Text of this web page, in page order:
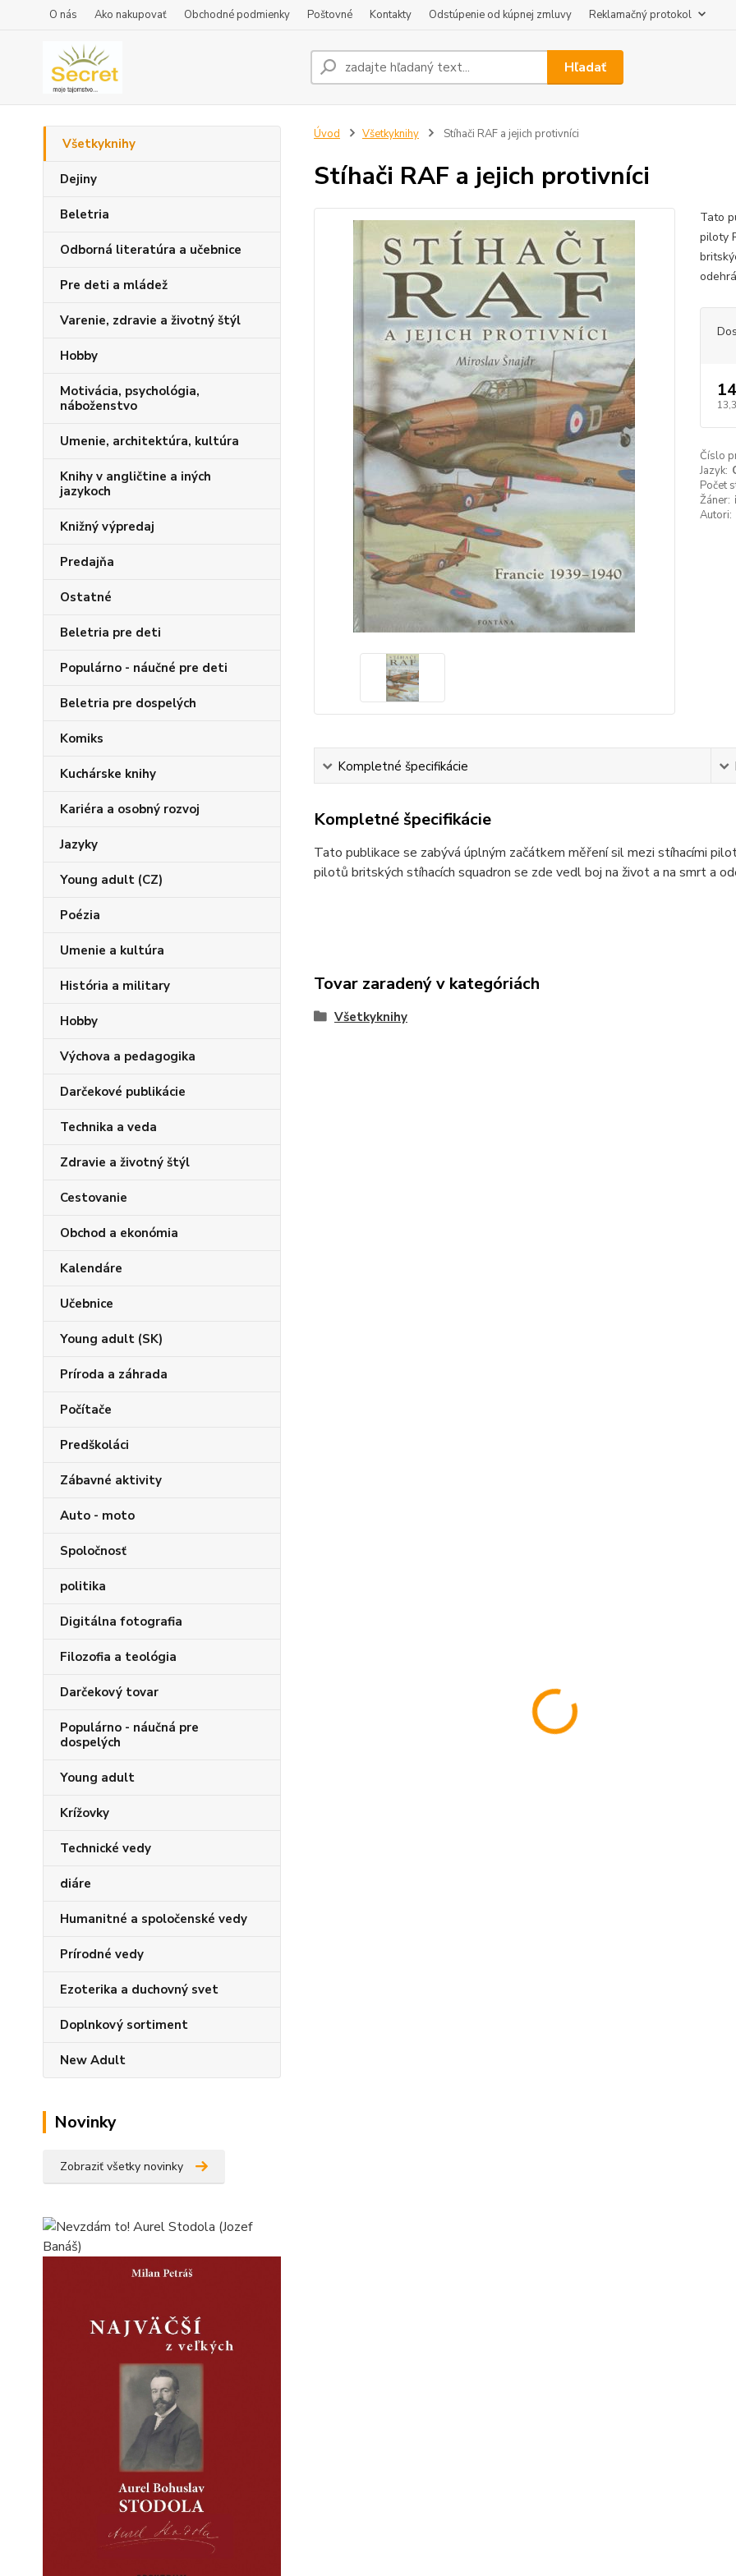
O nás Ako nakupovať Obchodné podmienky Poštovné Kontakty Odstúpenie od kúpnej zmluvy Reklamačný protokol
Hľadať
Všetkyknihy
Dejiny
Beletria
Odborná literatúra a učebnice
Pre deti a mládež
Varenie, zdravie a životný štýl
Hobby
Motivácia, psychológia,
náboženstvo
Umenie, architektúra, kultúra
Knihy v angličtine a iných
jazykoch
Knižný výpredaj
Predajňa
Ostatné
Beletria pre deti
Populárno - náučné pre deti
Beletria pre dospelých
Komiks
Kuchárske knihy
Kariéra a osobný rozvoj
Jazyky
Young adult (CZ)
Poézia
Umenie a kultúra
História a military
Hobby
Výchova a pedagogika
Darčekové publikácie
Technika a veda
Zdravie a životný štýl
Cestovanie
Obchod a ekonómia
Kalendáre
Učebnice
Young adult (SK)
Príroda a záhrada
Počítače
Predškoláci
Zábavné aktivity
Auto - moto
Spoločnosť
politika
Digitálna fotografia
Filozofia a teológia
Darčekový tovar
Populárno - náučná pre
dospelých
Young adult
Krížovky
Technické vedy
diáre
Humanitné a spoločenské vedy
Prírodné vedy
Ezoterika a duchovný svet
Doplnkový sortiment
New Adult
Novinky
Zobraziť všetky novinky
Úvod Všetkyknihy Stíhači RAF a jejich protivníci
Stíhači RAF a jejich protivníci
Tato
piloty
Číslo
Jazyk:
Počet
Žáner:
Autori:
Kompletné špecifikácie
Kompletné špecifikácie
Tato publikace se zabývá úplným začátkem měření sil mezi stíhacími
pilotů britských stíhacích squadron se zde vedl boj na život a na smrt a
Tovar zaradený v kategóriách
Všetkyknihy